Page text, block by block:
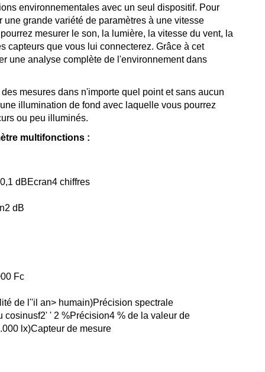
environnementales avec un seul dispositif. Pour
grande variété de paramètres à une vitesse
mesurer le son, la lumière, la vitesse du vent, la
capteurs que vous lui connecterez. Grâce à cet
une analyse complète de l'environnement dans
mesures dans n'importe quel point et sans aucun
illumination de fond avec laquelle vous pourrez
ou peu illuminés.
multifonctions :
dBEcran4 chiffres
dB
Fc
de l''il an> humain)Précision spectrale
cosinusf2' ' 2 %Précision4 % de la valeur de
lx)Capteur de mesure